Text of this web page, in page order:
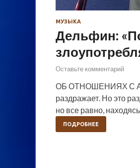
МУЗЫКА
Дельфин:
Оставьте комментарий
ОБ ОТНОШЕНИЯХ С
раздражает. Но это
но все равно,
ПОДРОБНЕЕ